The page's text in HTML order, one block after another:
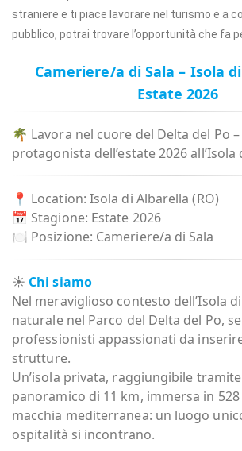
straniere e ti piace lavorare nel turismo e a
pubblico, potrai trovare l’opportunità che fa
Cameriere/a di Sala – Isola
Estate 2026
🌴 Lavora nel cuore del Delta del Po
protagonista dell’estate 2026 all’Isola
📍 Location: Isola di Albarella (RO)
📅 Stagione: Estate 2026
🍽️ Posizione: Cameriere/a di Sala
☀️ Chi siamo
Nel meraviglioso contesto dell’Isola
naturale nel Parco del Delta del Po,
professionisti appassionati da
strutture.
Un’isola privata, raggiungibile
panoramico di 11 km, immersa in
macchia mediterranea: un luogo
ospitalità si incontrano.